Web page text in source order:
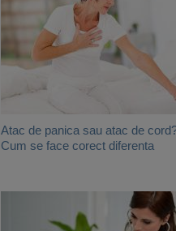
Atac de panica sau atac de
Cum se face corect diferenta